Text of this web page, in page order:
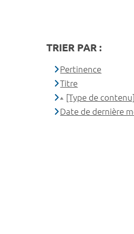
TRIER PAR :
Pertinence
Titre
[Type de contenu]
Date de dernière